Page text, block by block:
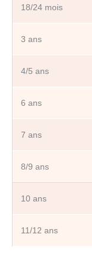
18/24 mois
3 ans
4/5 ans
6 ans
7 ans
8/9 ans
10 ans
11/12 ans